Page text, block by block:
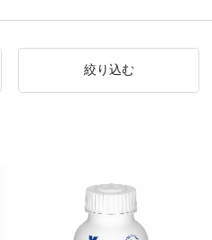
絞り込む